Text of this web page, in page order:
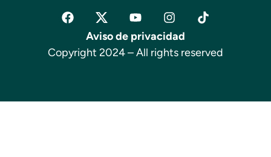
Aviso de privacidad
Copyright 2024 – All rights reserved